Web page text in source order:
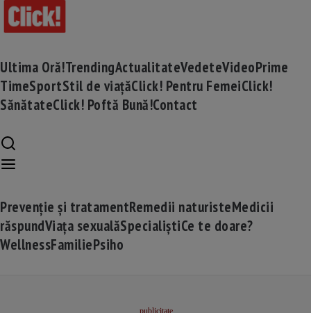
Ultima Oră!TrendingActualitateVedeteVideoPrime
TimeSportStil de viațăClick! Pentru FemeiClick!
SănătateClick! Poftă Bună!Contact
Prevenție și tratamentRemedii naturisteMedicii
răspundViața sexualăSpecialiștiCe te doare?
WellnessFamiliePsiho